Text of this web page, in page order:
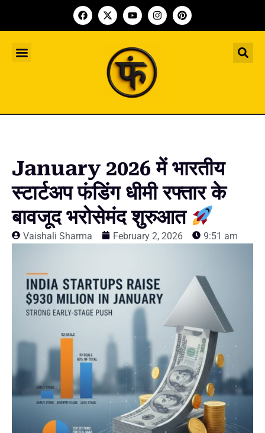
January 2026 में भारतीय
स्टार्टअप फंडिंग धीमी रफ्तार के
बावजूद भरोसेमंद शुरुआत
Vaishali Sharma February 2, 2026 9:51 am